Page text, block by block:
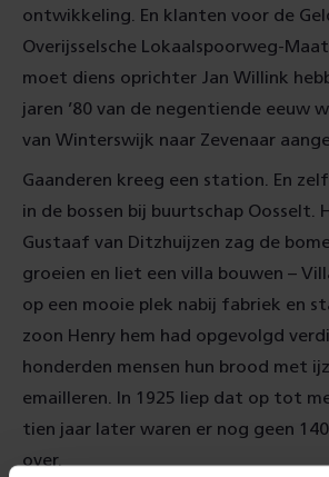
ontwikkeling. En klanten voor de
Overijsselsche Lokaalspoorweg-
moet diens oprichter Jan Willink
jaren ’80 van de negentiende eeuw
van Winterswijk naar Zevenaar
Gaanderen kreeg een station. En
in de bossen bij buurtschap Oosselt.
Gustaaf van Ditzhuijzen zag de
groeien en liet een villa bouwen –
op een mooie plek nabij fabriek en
zoon Henry hem had opgevolgd
honderden mensen hun brood met
emailleren. In 1925 liep dat op tot
tien jaar later waren er nog geen
over.